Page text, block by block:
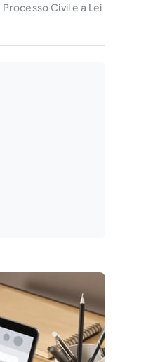
Civil e a Lei